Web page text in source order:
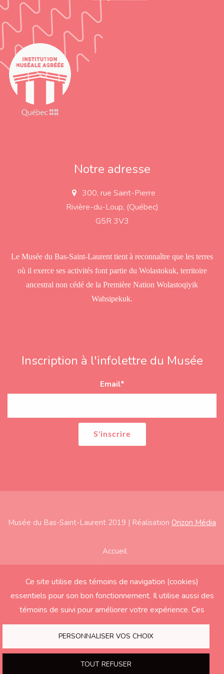
Notre adresse
a
d
300, rue Saint-Pierre
Rivière-du-Loup, (Québec)
G5R 3V3
Le Musée du Bas-Saint-Laurent tient à reconnaître que les terres
où il exerce ses activités font partie du Wolastokuk, territoire
ancestral non cédé de la Première Nation Wolastoqiyik
Wahsipekuk.
Inscription à l'infolettre du Musée
Email*
Musée du Bas-Saint-Laurent 2019 | Réalisation Orizon Média
Ce site utilise des témoins de navigation (cookies)
essentiels pour son bon fonctionnement. Il utilise aussi des
témoins de suivi pour améliorer votre expérience. Ces
derniers seront activés seulement si vous acceptez.
PERSONNALISER VOS CHOIX
TOUT REFUSER
Accueil
Éducation
Soutenir le Musée